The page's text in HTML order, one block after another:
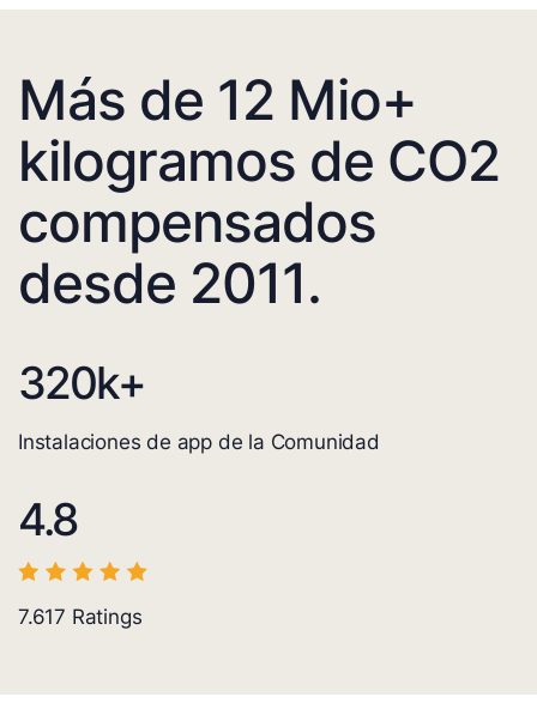
Más de 12 Mio+
kilogramos de CO2
compensados
desde 2011.
320k+
Instalaciones de app de la Comunidad
4.8
7.617 Ratings